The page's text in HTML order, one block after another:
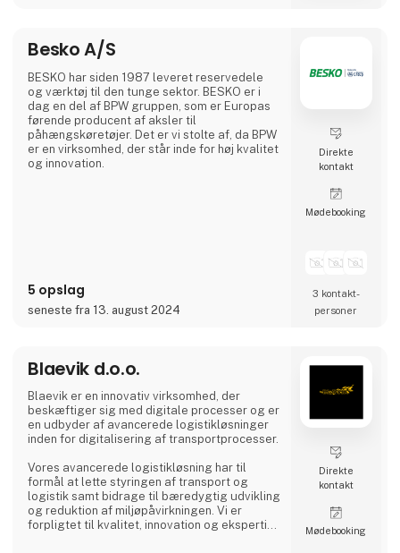
Besko A/S
BESKO har siden 1987 leveret reservedele
og værktøj til den tunge sektor. BESKO er i
dag en del af BPW gruppen, som er Europas
førende producent af aksler til
påhængskøretøjer. Det er vi stolte af, da BPW
er en virksomhed, der står inde for høj kvalitet
og innovation.
5 opslag
seneste fra 13. august 2024
Direkte
kontakt
Møde­booking
3 kontakt­
personer
Blaevik d.o.o.
Blaevik er en innovativ virksomhed, der
beskæftiger sig med digitale processer og er
en udbyder af avancerede logistikløsninger
inden for digitalisering af transportprocesser.
Vores avancerede logistikløsning har til
formål at lette styringen af transport og
logistik samt bidrage til bæredygtig udvikling
og reduktion af miljøpåvirkningen. Vi er
forpligtet til kvalitet, innovation og ekspertise
Direkte
kontakt
Møde­booking